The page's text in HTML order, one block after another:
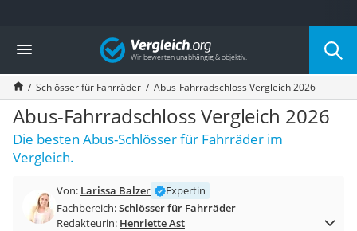
Die beliebtesten Vergleiche nach Kategorie
Freizeit & Sport
Gartentrampolin
Trampolin
Metalldetektor
Eufab-Fahrradträger
Trampolin 366 cm
Fahrradschloss
Futterboot
Air Bike
Vergleich
Schlösser für Fahrräder Abus-Fahrradschloss Vergleich 2026
Abus-Fahrradschloss Vergleich 2026
Die besten Abus-Schlösser für Fahrräder im
Vergleich.
Von: Larissa Balzer
Expertin
Fachbereich:Schlösser für Fahrräder
Redakteurin: Henriette Ast